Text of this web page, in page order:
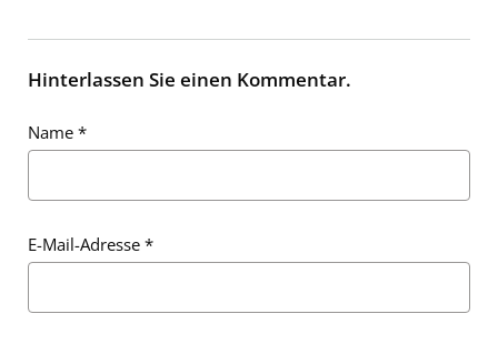
Hinterlassen Sie einen Kommentar.
Name *
E-Mail-Adresse *